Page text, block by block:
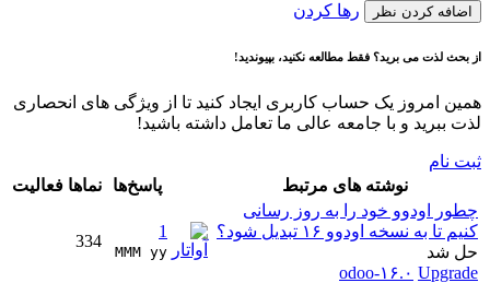
اضافه کردن نظر رها کردن
از بحث لذت می برید؟ فقط مطالعه نکنید، بپیوندید!
همین امروز یک حساب کاربری ایجاد کنید تا از ویژگی های انحصاری
لذت ببرید و با جامعه عالی ما تعامل داشته باشید!
ثبت نام
نوشته های مرتبط
پاسخ‌ها نماها فعالیت
چطور اودوو خود را به روز رسانی
کنیم تا به نسخه اودوو ۱۶ تبدیل شود؟
حل شد
odoo-۱۶.۰ Upgrade
1
MMM yy
334